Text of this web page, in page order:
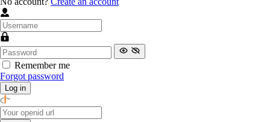
Remember me
Forgot password
Log in